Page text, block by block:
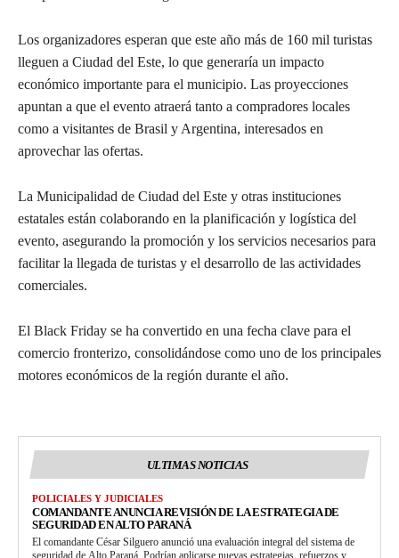
Los organizadores esperan que este año más de 160 mil turistas
lleguen a Ciudad del Este, lo que generaría un impacto
económico importante para el municipio. Las proyecciones
apuntan a que el evento atraerá tanto a compradores locales
como a visitantes de Brasil y Argentina, interesados en
aprovechar las ofertas.
La Municipalidad de Ciudad del Este y otras instituciones
estatales están colaborando en la planificación y logística del
evento, asegurando la promoción y los servicios necesarios para
facilitar la llegada de turistas y el desarrollo de las actividades
comerciales.
El Black Friday se ha convertido en una fecha clave para el
comercio fronterizo, consolidándose como uno de los principales
motores económicos de la región durante el año.
ULTIMAS NOTICIAS
POLICIALES Y JUDICIALES
COMANDANTE ANUNCIA REVISIÓN DE LA ESTRATEGIA DE
SEGURIDAD EN ALTO PARANÁ
El comandante César Silguero anunció una evaluación integral del sistema de